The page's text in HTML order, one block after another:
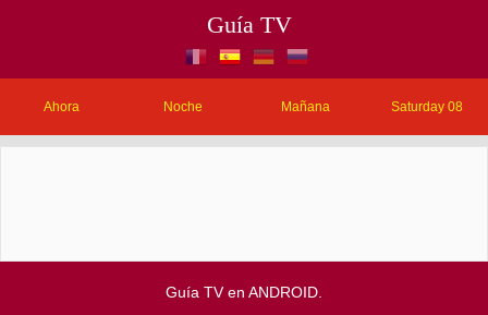
Guía TV
Ahora Noche Mañana Saturday 08
Guía TV en ANDROID.